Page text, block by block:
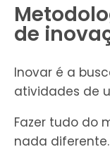
de
Inovar é a
atividades de
Fazer tudo do
nada diferente.